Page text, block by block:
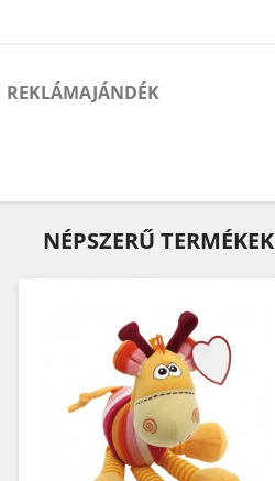
REKLÁMAJÁNDÉK
NÉPSZERŰ TERMÉKEK